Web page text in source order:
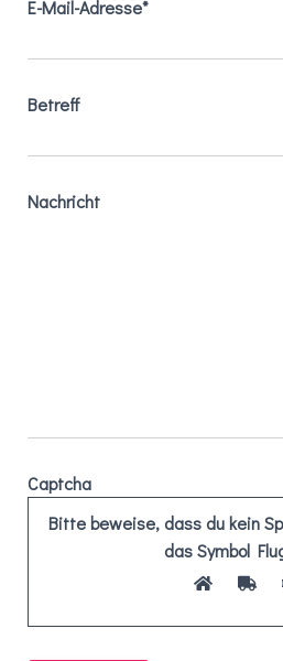
E-Mail-Adresse*
Betreff
Nachricht
Captcha
Bitte beweise, dass du kein
das Symbol